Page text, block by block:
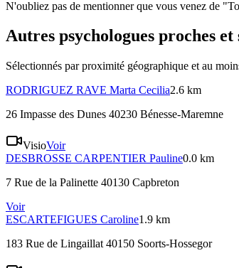
N'oubliez pas de mentionner que vous venez de
Autres psychologues proches
Sélectionnés par proximité géographique et au
RODRIGUEZ RAVE Marta Cecilia2.6 km
26 Impasse des Dunes 40230 Bénesse-Maremne
VisioVoir
DESBROSSE CARPENTIER Pauline0.0 km
7 Rue de la Palinette 40130 Capbreton
Voir
ESCARTEFIGUES Caroline1.9 km
183 Rue de Lingaillat 40150 Soorts-Hossegor